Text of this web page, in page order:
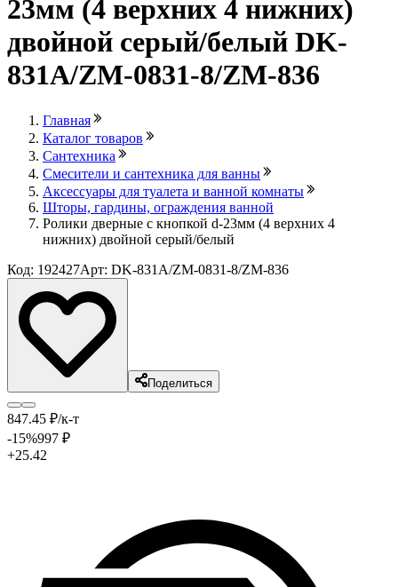
23мм (4 верхних 4 нижних)
двойной серый/белый DK-
831А/ZM-0831-8/ZM-836
Главная
Каталог товаров
Сантехника
Смесители и сантехника для ванны
Аксессуары для туалета и ванной комнаты
Шторы, гардины, ограждения ванной
Ролики дверные с кнопкой d-23мм (4 верхних 4
нижних) двойной серый/белый
Код: 192427Арт: DK-831А/ZM-0831-8/ZM-836
Поделиться
847.45 ₽/к-т
-15%997 ₽
+25.42